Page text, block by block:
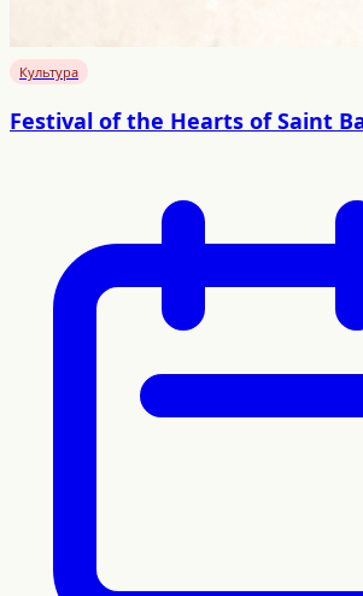
Культура
Festival of the Hearts of Saint